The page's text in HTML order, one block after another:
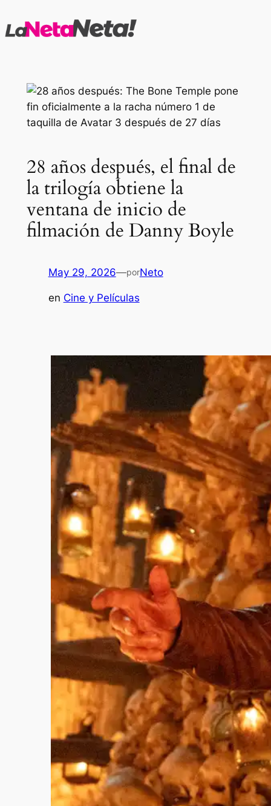
al
28 años después, el final de
la trilogía obtiene la
ventana de inicio de
filmación de Danny Boyle
May 29, 2026—porNeto
en Cine y Películas